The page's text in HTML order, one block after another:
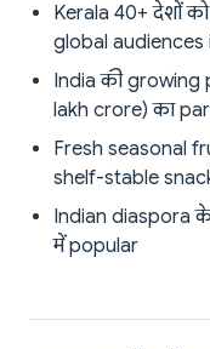
Kerala 40+ देशों
global audiences
India की growing
lakh crore) का
Fresh seasonal
shelf-stable
Indian diaspora
में popular